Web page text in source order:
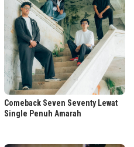
Comeback Seven Seventy Lewat
Single Penuh Amarah